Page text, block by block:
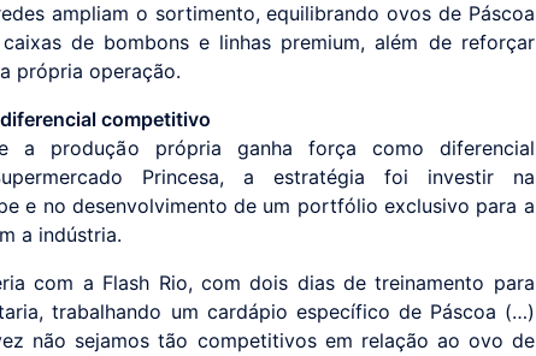
ampliam o sortimento, equilibrando ovos de Páscoa
de bombons e linhas premium, além de reforçar
própria operação.
competitivo
a produção própria ganha força como diferencial
Princesa, a estratégia foi investir na
e no desenvolvimento de um portfólio exclusivo para a
a indústria.
com a Flash Rio, com dois dias de treinamento para
trabalhando um cardápio específico de Páscoa (…)
não sejamos tão competitivos em relação ao ovo de